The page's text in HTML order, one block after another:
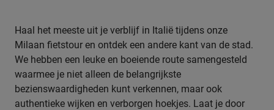
Haal het meeste uit je verblijf in Italië tijdens onze
Milaan fietstour en ontdek een andere kant van de stad.
We hebben een leuke en boeiende route samengesteld
waarmee je niet alleen de belangrijkste
bezienswaardigheden kunt verkennen, maar ook
authentieke wijken en verborgen hoekjes. Laat je door